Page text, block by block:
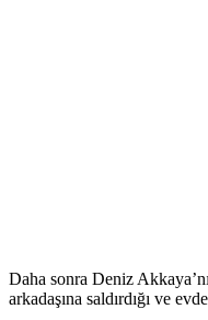
Daha sonra Deniz
arkadaşına saldırdığı ve